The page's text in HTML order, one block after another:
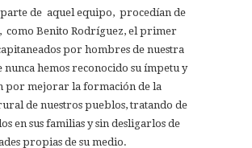
de aquel equipo, procedían de
como Benito Rodríguez, el primer
por hombres de nuestra
nunca hemos reconocido su ímpetu y
por mejorar la formación de la
de nuestros pueblos, tratando de
en sus familias y sin desligarlos de
propias de su medio.